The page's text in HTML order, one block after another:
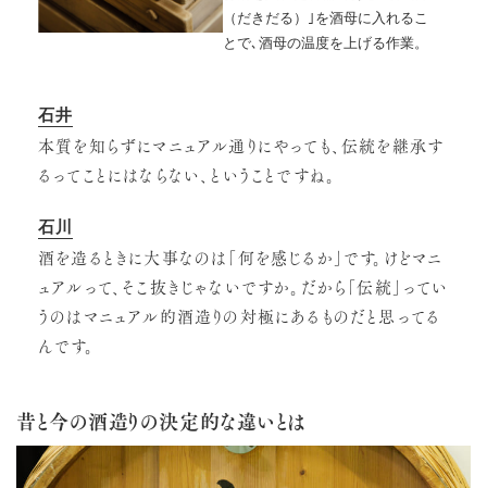
（だきだる）｣を酒母に入れるこ
とで､酒母の温度を上げる作業。
石井
本質を知らずにマニュアル通りにやっても、伝統を継承す
るってことにはならない、ということですね。
石川
酒を造るときに大事なのは「何を感じるか」です。けどマニ
ュアルって、そこ抜きじゃないですか。だから「伝統」ってい
うのはマニュアル的酒造りの対極にあるものだと思ってる
んです。
昔と今の酒造りの決定的な違いとは